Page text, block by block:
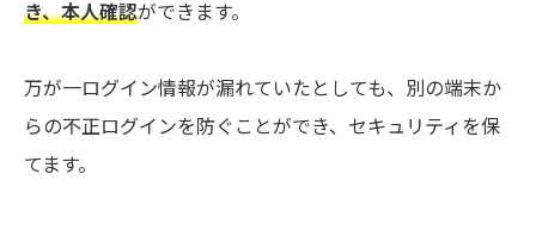
き、本人確認ができます。
万が一ログイン情報が漏れていたとしても、別の端末か
らの不正ログインを防ぐことができ、セキュリティを保
てます。